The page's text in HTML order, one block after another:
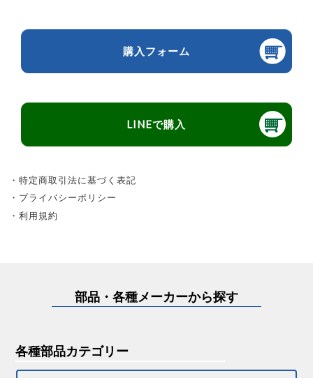
購入フォーム
LINEで購入
・特定商取引法に基づく表記
・プライバシーポリシー
・利用規約
部品・各種メーカーから探す
各種部品カテゴリー